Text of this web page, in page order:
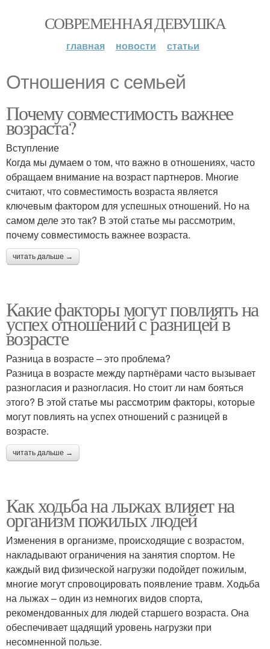
СОВРЕМЕННАЯ ДЕВУШКА
главная новости статьи
Отношения с семьей
Почему совместимость важнее
возраста?
Вступление
Когда мы думаем о том, что важно в отношениях, часто
обращаем внимание на возраст партнеров. Многие
считают, что совместимость возраста является
ключевым фактором для успешных отношений. Но на
самом деле это так? В этой статье мы рассмотрим,
почему совместимость важнее возраста.
читать дальше →
Какие факторы могут повлиять на
успех отношений с разницей в
возрасте
Разница в возрасте – это проблема?
Разница в возрасте между партнёрами часто вызывает
разногласия и разногласия. Но стоит ли нам бояться
этого? В этой статье мы рассмотрим факторы, которые
могут повлиять на успех отношений с разницей в
возрасте.
читать дальше →
Как ходьба на лыжах влияет на
организм пожилых людей
Изменения в организме, происходящие с возрастом,
накладывают ограничения на занятия спортом. Не
каждый вид физической нагрузки подойдет пожилым,
многие могут спровоцировать появление травм. Ходьба
на лыжах – один из немногих видов спорта,
рекомендованных для людей старшего возраста. Она
обеспечивает щадящий уровень нагрузки при
несомненной пользе.